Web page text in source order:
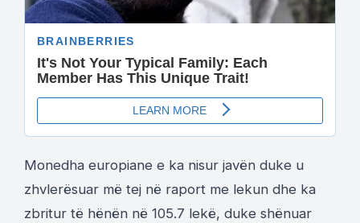
Monedha europiane e ka nisur javën duke u
zhvlerësuar më tej në raport me lekun dhe ka
zbritur të hënën në 105.7 lekë, duke shënuar